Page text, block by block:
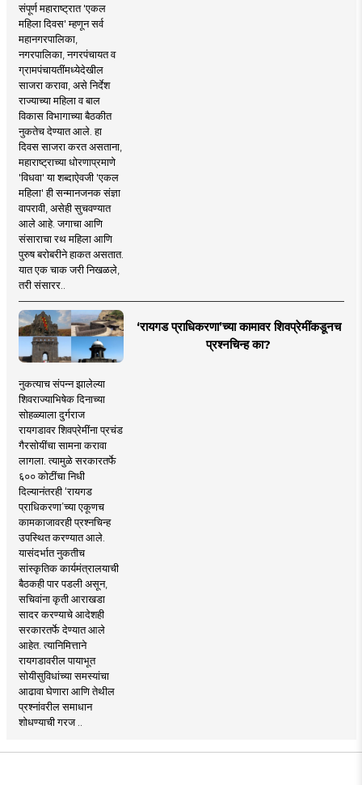
संपूर्ण महाराष्ट्रात 'एकल
महिला दिवस' म्हणून सर्व
महानगरपालिका,
नगरपालिका, नगरपंचायत व
ग्रामपंचायतींमध्येदेखील
साजरा करावा, असे निर्देश
राज्याच्या महिला व बाल
विकास विभागाच्या बैठकीत
नुकतेच देण्यात आले. हा
दिवस साजरा करत असताना,
महाराष्ट्राच्या धोरणाप्रमाणे
'विधवा' या शब्दाऐवजी 'एकल
महिला' ही सन्मानजनक संज्ञा
वापरावी, असेही सुचवण्यात
आले आहे. जगाचा आणि
संसाराचा रथ महिला आणि
पुरुष बरोबरीने हाकत असतात.
यात एक चाक जरी निखळले,
तरी संसारर..
‘रायगड प्राधिकरणा’च्या कामावर शिवप्रेमींकडूनच
प्रश्नचिन्ह का?
नुकत्याच संपन्न झालेल्या
शिवराज्याभिषेक दिनाच्या
सोहळ्याला दुर्गराज
रायगडावर शिवप्रेमींना प्रचंड
गैरसोयींचा सामना करावा
लागला. त्यामुळे सरकारतर्फे
६०० कोटींचा निधी
दिल्यानंतरही ‘रायगड
प्राधिकरणा’च्या एकूणच
कामकाजावरही प्रश्नचिन्ह
उपस्थित करण्यात आले.
यासंदर्भात नुकतीच
सांस्कृतिक कार्यमंत्रालयाची
बैठकही पार पडली असून,
सचिवांना कृती आराखडा
सादर करण्याचे आदेशही
सरकारतर्फे देण्यात आले
आहेत. त्यानिमित्ताने
रायगडावरील पायाभूत
सोयीसुविधांच्या समस्यांचा
आढावा घेणारा आणि तेथील
प्रश्नांवरील समाधान
शोधण्याची गरज ..